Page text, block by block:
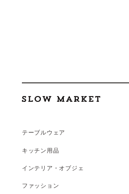
テーブルウェア
キッチン用品
インテリア・オブジェ
ファッション